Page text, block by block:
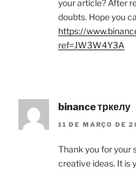
your article? After
doubts. Hope you
https://
ref=JW3W4Y3A
binance тркелу
11 DE MARÇO DE
Thank you for your
creative ideas. It is